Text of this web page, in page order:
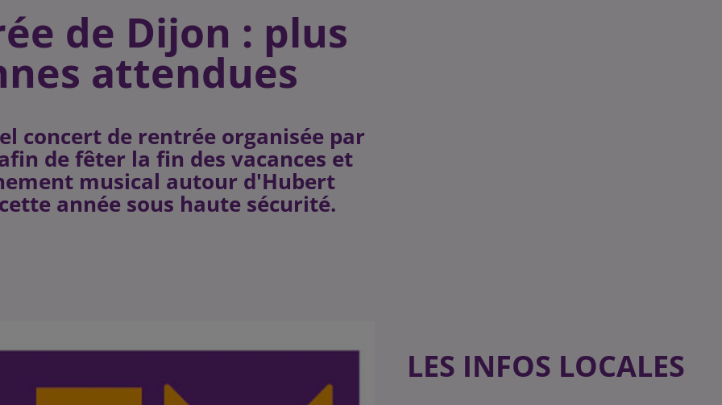
de Dijon : plus
attendues
concert de rentrée organisée par
de fêter la fin des vacances et
musical autour d'Hubert
année sous haute sécurité.
LES INFOS LOCALES